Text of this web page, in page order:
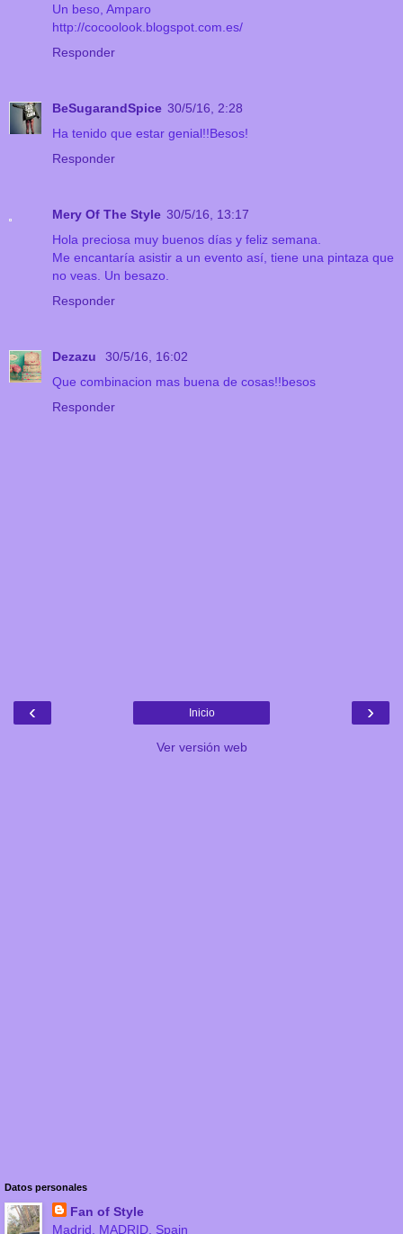
Un beso, Amparo
http://cocoolook.blogspot.com.es/
Responder
BeSugarandSpice 30/5/16, 2:28
Ha tenido que estar genial!!Besos!
Responder
Mery Of The Style 30/5/16, 13:17
Hola preciosa muy buenos días y feliz semana.
Me encantaría asistir a un evento así, tiene una pintaza que
no veas. Un besazo.
Responder
Dezazu
30/5/16, 16:02
Que combinacion mas buena de cosas!!besos
Responder
‹ ›
Inicio
Ver versión web
Datos personales
Fan of Style
Madrid, MADRID, Spain